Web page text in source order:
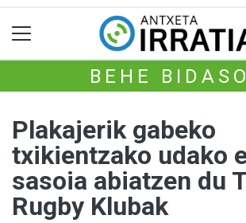
BEHE
Plakajerik gabeko
txikientzako udako
sasoia abiatzen du
Rugby Klubak